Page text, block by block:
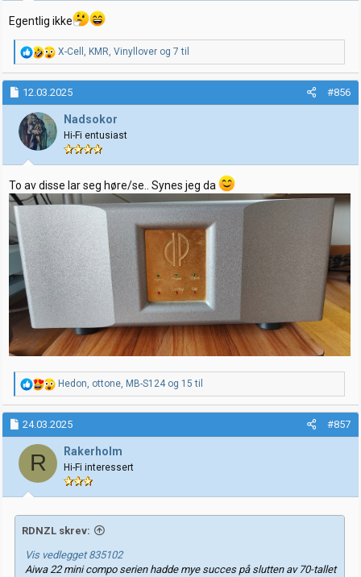
Egentlig ikke
R
e
a
k
s
r
X-Cell , KMR, Vinyllover og 7 til
12.03.2025 #856
Nadsokor
Hi-Fi entusiast
To av disse lar seg høre/se.. Synes jeg da
R
e
a
k
s
r
Hedon, ottone, MB-S124og 15 til
24.03.2025 #857
R Rakerholm
Hi-Fi interessert
RDNZL skrev:
Vis vedlegget 835102
Aiwa 22 mini compo serien hadde mye succes på slutten av 70-tallet